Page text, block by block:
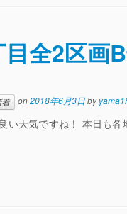
全2区画
着 on2018年6月3日by
い天気ですね！ 本日も各